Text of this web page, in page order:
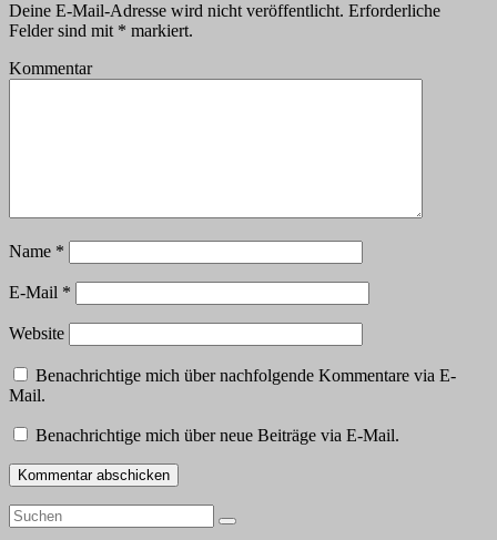
Deine E-Mail-Adresse wird nicht veröffentlicht. Erforderliche
Felder sind mit * markiert.
Kommentar
Name *
E-Mail *
Website
Benachrichtige mich über nachfolgende Kommentare via E-
Mail.
Benachrichtige mich über neue Beiträge via E-Mail.